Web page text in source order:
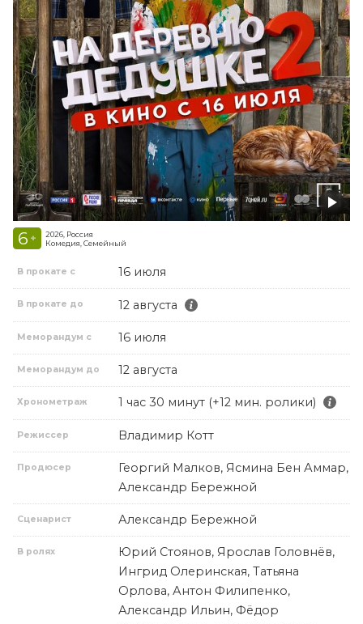
6 +
2026, Россия
Комедия, Семейный
В прокате с 16 июля
В прокате до 12 августа
Меморандум с 16 июля
Меморандум до 12 августа
Хронометраж 1 час 30 минут (+12 мин. ролики)
Режиссер Владимир Котт
Продюсер
Георгий Малков, Ясмина Бен Аммар,
Александр Бережной
Сценарист Александр Бережной
В ролях
Юрий Стоянов, Ярослав Головнёв,
Ингрид Олеринская, Татьяна
Орлова, Антон Филипенко,
Александр Ильин, Фёдор